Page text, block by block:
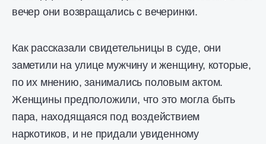
вечер они возвращались с вечеринки.
Как рассказали свидетельницы в суде, они
заметили на улице мужчину и женщину, которые,
по их мнению, занимались половым актом.
Женщины предположили, что это могла быть
пара, находящаяся под воздействием
наркотиков, и не придали увиденному